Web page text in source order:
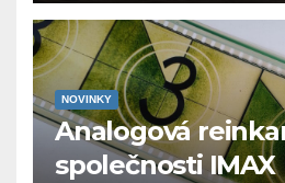
NOVINKY
Analogová
společnosti IMAX